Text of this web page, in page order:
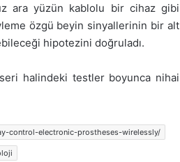
ara yüzün kablolu bir cihaz gibi
özgü beyin sinyallerinin bir alt
hipotezini doğruladı.
halindeki testler boyunca nihai
control-electronic-prostheses-wirelessly/